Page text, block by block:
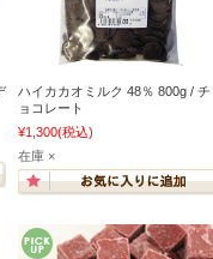
ハイカカオミルク 48％ 800g / チ
ョコレート
¥1,300(税込)
在庫 ×